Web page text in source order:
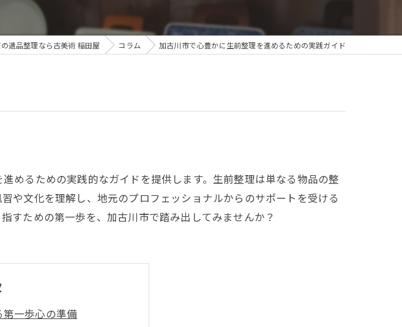
京都の遺品整理
遺品整理なら古美術 稲田屋 コラム 加古川市で心豊かに生前整理を進めるための実践ガイド
めるための実践的なガイドを提供します。生前整理は単なる物品の整
や文化を理解し、地元のプロフェッショナルからのサポートを受ける
すための第一歩を、加古川市で踏み出してみませんか？
一歩心の準備